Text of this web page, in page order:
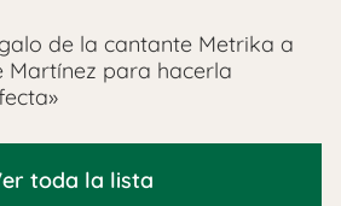
de la cantante Metrika a
Martínez para hacerla
toda la lista